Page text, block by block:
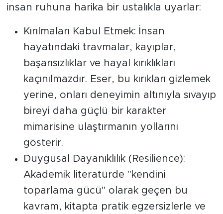
insan ruhuna harika bir ustalıkla uyarlar:
Kırılmaları Kabul Etmek: İnsan
hayatındaki travmalar, kayıplar,
başarısızlıklar ve hayal kırıklıkları
kaçınılmazdır. Eser, bu kırıkları gizlemek
yerine, onları deneyimin altınıyla sıvayıp
bireyi daha güçlü bir karakter
mimarisine ulaştırmanın yollarını
gösterir.
Duygusal Dayanıklılık (Resilience):
Akademik literatürde "kendini
toparlama gücü" olarak geçen bu
kavram, kitapta pratik egzersizlerle ve